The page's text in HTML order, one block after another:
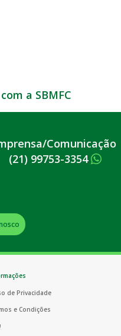
a SBMFC
Comunicação
(21) 99753-3354
de Privacidade
e Condições